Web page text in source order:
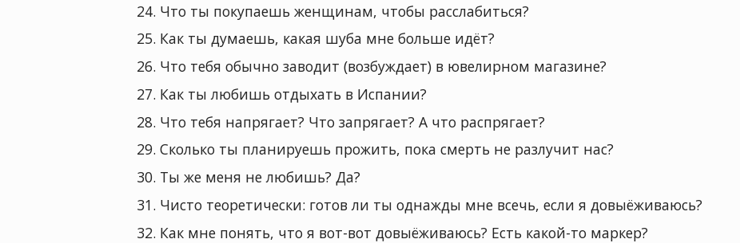
Что ты покупаешь женщинам, чтобы расслабиться?
Как ты думаешь, какая шуба мне больше идёт?
Что тебя обычно заводит (возбуждает) в ювелирном магазине?
Как ты любишь отдыхать в Испании?
Что тебя напрягает? Что запрягает? А что распрягает?
Сколько ты планируешь прожить, пока смерть не разлучит нас?
Ты же меня не любишь? Да?
Чисто теоретически: готов ли ты однажды мне всечь, если я довыёживаюсь?
Как мне понять, что я вот-вот довыёживаюсь? Есть какой-то маркер?